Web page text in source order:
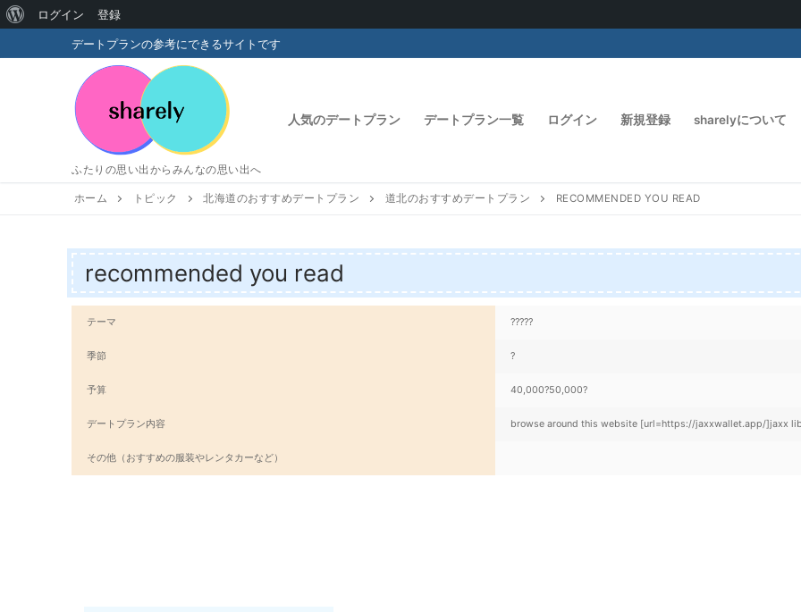
WordPress
ログイン 登録
ン
デートプランの参考にできるサイトです
ふたりの思い出からみんなの思い出へ
人気のデートプラン デートプラン一覧 ログイン 新規登録 sharelyについて
ホーム トピック 北海道のおすすめデートプラン 道北のおすすめデートプラン RECOMMENDED YOU READ
recommended you read
テーマ ?????
季節 ?
予算 40,000?50,000?
デートプラン内容 browse around this website [url=https://jaxxwallet.app/]jaxx
その他（おすすめの服装やレンタカーなど）